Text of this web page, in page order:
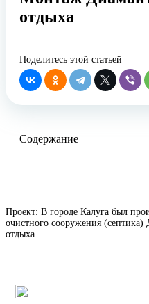
отдыха
Поделитесь этой статьей
Содержание
Проект: В городе Калуга был
очистного сооружения (септика)
отдыха